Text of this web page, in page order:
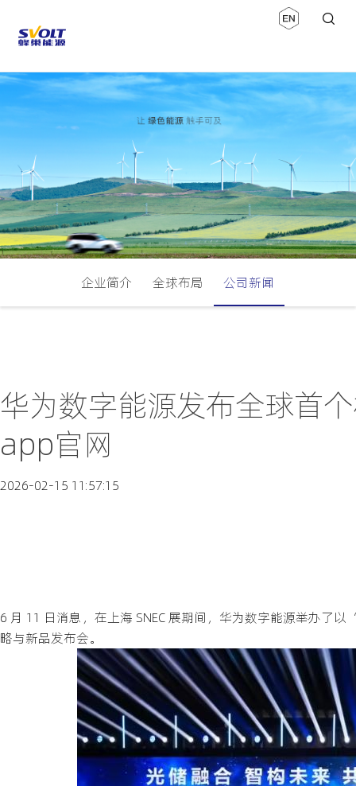
企业简介 全球布局 公司新闻
华为数字能源发布全球首
app官网
2026-02-15 11:57:15
6 月 11 日消息，在上海 SNEC 展期间，华为数字能源举办了
略与新品发布会。